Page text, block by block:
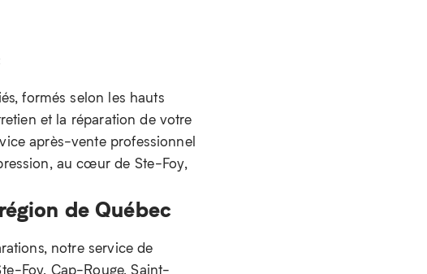
formés selon les hauts
et la réparation de votre
après-vente professionnel
au cœur de Ste-Foy,
de Québec
notre service de
Foy, Cap-Rouge, Saint-